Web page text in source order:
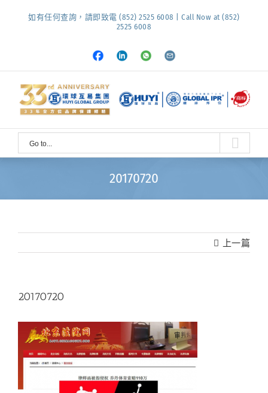
如有任何查詢，請即致電 (852) 2525 6008 | Call Now at (852)
2525 6008
Facebook
LinkedInWhatsapp
Email
Go to...
20170720
上一篇
20170720